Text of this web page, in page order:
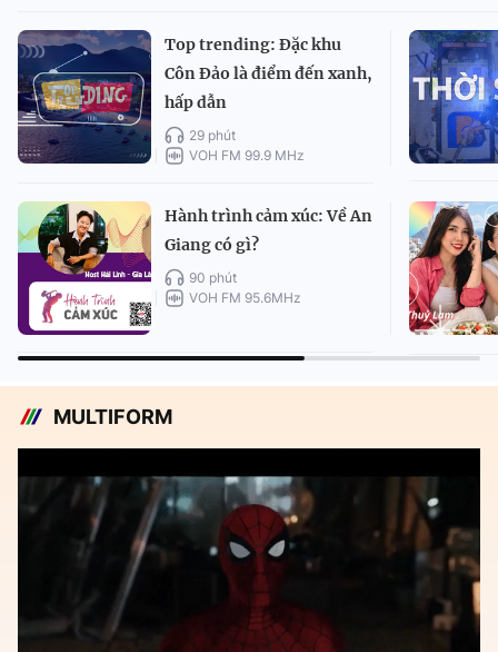
Top trending: Đặc khu
Côn Đảo là điểm đến xanh,
hấp dẫn
29 phút
VOH FM 99.9 MHz
Hành trình cảm xúc: Về An
Giang có gì?
90 phút
VOH FM 95.6MHz
MULTIFORM